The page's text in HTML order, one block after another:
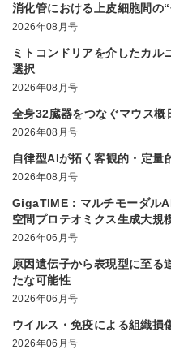
消化管における上皮細胞間の
2026年08月号
ミトコンドリアを介したカル
選択
2026年08月号
全身32臓器をつなぐマウス概
2026年08月号
自律型AIが拓く客観的・定量
2026年08月号
GigaTIME：マルチモーダル
空間プロテオミクス生成大規
微小環境解析を実現
2026年06月号
原因遺伝子から表現型に至る
たな可能性
2026年06月号
ウイルス・免疫による組織損
2026年06月号